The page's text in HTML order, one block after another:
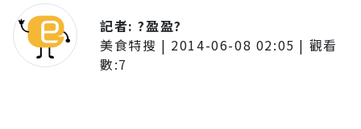
記者:?盈盈?
美食特搜 | 2014-06-08 02:05 | 觀看
數:7